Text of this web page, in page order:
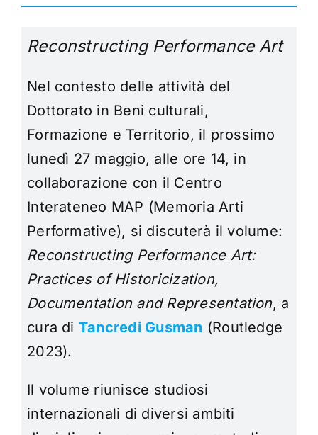
Reconstructing Performance Art
Nel contesto delle attività del
Dottorato in Beni culturali,
Formazione e Territorio, il prossimo
lunedì 27 maggio, alle ore 14, in
collaborazione con il Centro
Interateneo MAP (Memoria Arti
Performative), si discuterà il volume:
Reconstructing Performance Art:
Practices of Historicization,
Documentation and Representation, a
cura di Tancredi Gusman (Routledge
2023).
Il volume riunisce studiosi
internazionali di diversi ambiti